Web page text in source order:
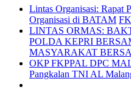
Lintas Organisasi: Rapat
Organisasi di BATAM
LINTAS ORMAS:
POLDA KEPRI
MASYARAKAT
OKP FKPPAL DPC
Pangkalan TNI AL